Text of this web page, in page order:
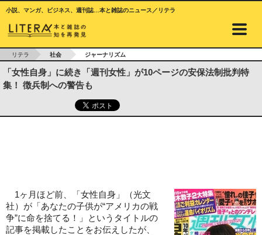
小説、マンガ、ビジネス、週刊誌…本と雑誌のニュース／リテラ
リテラ 社会 ジャーナリズム
「女性自身」に続き「週刊女性」が10ページの安保法制批判特
集！ 徴兵制への警告も
1ヶ月ほど前、「女性自身」（光文
社）が「あなたの子供が“アメリカの戦
争”に命を捨てる！」というタイトルの
記事を掲載したことをお伝えしたが、